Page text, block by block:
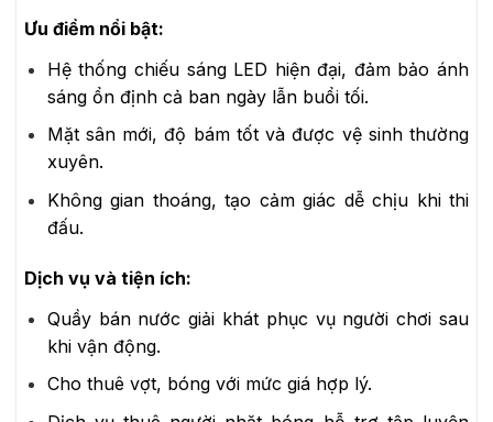
Ưu điểm nổi bật:
Hệ thống chiếu sáng LED hiện đại, đảm bảo ánh
sáng ổn định cả ban ngày lẫn buổi tối.
Mặt sân mới, độ bám tốt và được vệ sinh thường
xuyên.
Không gian thoáng, tạo cảm giác dễ chịu khi thi
đấu.
Dịch vụ và tiện ích:
Quầy bán nước giải khát phục vụ người chơi sau
khi vận động.
Cho thuê vợt, bóng với mức giá hợp lý.